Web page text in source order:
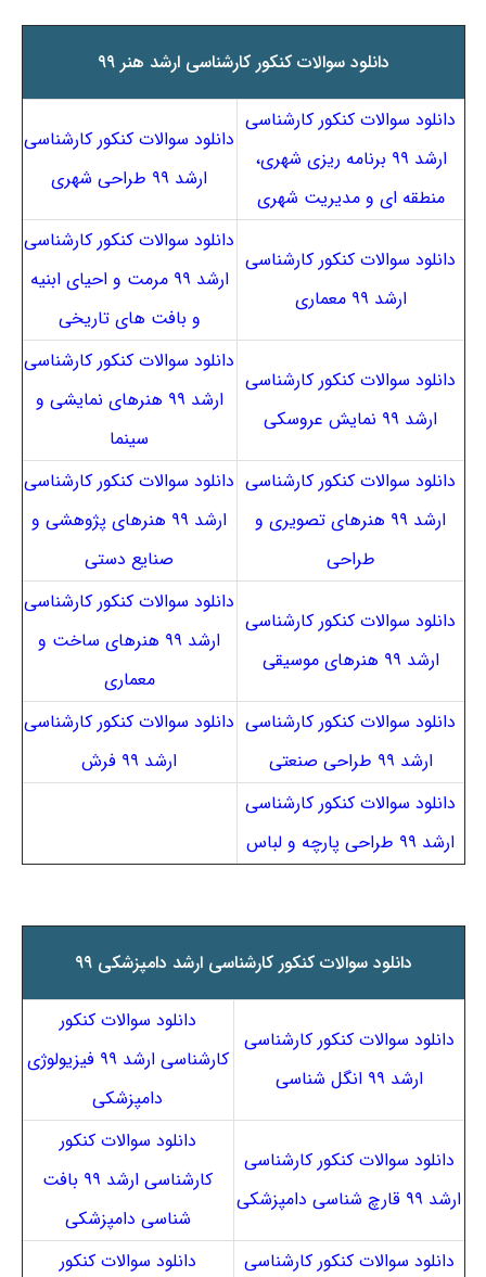
دانلود سوالات کنکور کارشناسی ارشد هنر ۹۹
دانلود سوالات کنکور کارشناسی
ارشد ۹۹ برنامه ریزی شهری،
منطقه ای و مدیریت شهری
دانلود سوالات کنکور کارشناسی
ارشد ۹۹ طراحی شهری
دانلود سوالات کنکور کارشناسی
ارشد ۹۹ معماری
دانلود سوالات کنکور کارشناسی
ارشد ۹۹ مرمت و احیای ابنیه
و بافت های تاریخی
دانلود سوالات کنکور کارشناسی
ارشد ۹۹ نمایش عروسکی
دانلود سوالات کنکور کارشناسی
ارشد ۹۹ هنرهای نمایشی و
سینما
دانلود سوالات کنکور کارشناسی
ارشد ۹۹ هنرهای تصویری و
طراحی
دانلود سوالات کنکور کارشناسی
ارشد ۹۹ هنرهای پژوهشی و
صنایع دستی
دانلود سوالات کنکور کارشناسی
ارشد ۹۹ هنرهای موسیقی
دانلود سوالات کنکور کارشناسی
ارشد ۹۹ هنرهای ساخت و
معماری
دانلود سوالات کنکور کارشناسی
ارشد ۹۹ طراحی صنعتی
دانلود سوالات کنکور کارشناسی
ارشد ۹۹ فرش
دانلود سوالات کنکور کارشناسی
ارشد ۹۹ طراحی پارچه و لباس
دانلود سوالات کنکور کارشناسی ارشد دامپزشکی ۹۹
دانلود سوالات کنکور کارشناسی
ارشد ۹۹ انگل شناسی
دانلود سوالات کنکور
کارشناسی ارشد ۹۹ فیزیولوژی
دامپزشکی
دانلود سوالات کنکور کارشناسی
ارشد ۹۹ قارچ شناسی دامپزشکی
دانلود سوالات کنکور
کارشناسی ارشد ۹۹ بافت
شناسی دامپزشکی
دانلود سوالات کنکور کارشناسی
دانلود سوالات کنکور